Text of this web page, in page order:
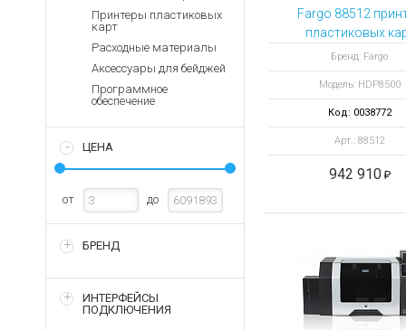
Запасные
Терминалы
оплаты
Зарядные устройства
Архивные товары
Принтеры пластиковых
карт
Расходные материалы
Аксессуары для бейджей
Программное
обеспечение
ЦЕНА
от до
БРЕНД
ИНТЕРФЕЙСЫ
ПОДКЛЮЧЕНИЯ
Fargo 88512
пластиковых
HDP8500 с
кодировкой
карт и 13.56
Бренд: Fargo
Модель: HDP8500
Код: 0038772
Арт.: 88512
942 910